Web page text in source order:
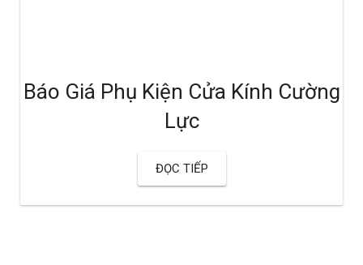
Báo Giá Phụ Kiện Cửa Kính Cường
Lực
ĐỌC TIẾP